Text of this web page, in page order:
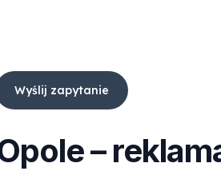
Wyślij zapytanie
–